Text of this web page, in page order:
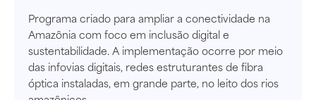
Programa criado para ampliar a conectividade na
Amazônia com foco em inclusão digital e
sustentabilidade. A implementação ocorre por meio
das infovias digitais, redes estruturantes de fibra
óptica instaladas, em grande parte, no leito dos rios